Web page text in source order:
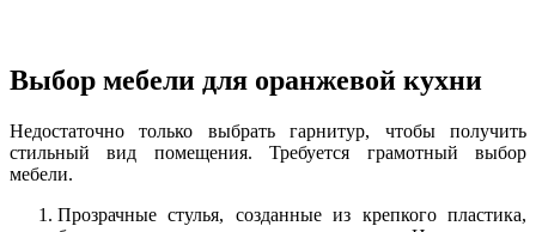
Выбор мебели для оранжевой кухни
Недостаточно только выбрать гарнитур, чтобы получить
стильный вид помещения. Требуется грамотный выбор
мебели.
Прозрачные стулья, созданные из крепкого пластика,